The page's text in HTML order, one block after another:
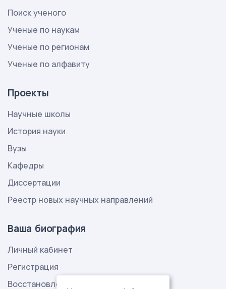
Поиск ученого
Ученые по наукам
Ученые по регионам
Ученые по алфавиту
Проекты
Научные школы
История науки
Вузы
Кафедры
Диссертации
Реестр новых научных направлений
Ваша биография
Личный кабинет
Регистрация
Восстановление пароля